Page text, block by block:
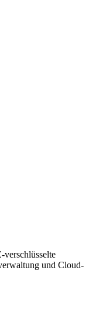
und Cloud-